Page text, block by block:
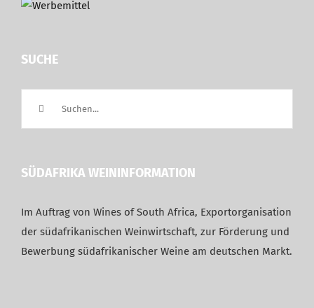
SUCHE
SÜDAFRIKA WEININFORMATION
Im Auftrag von Wines of South Africa, Exportorganisation
der südafrikanischen Weinwirtschaft, zur Förderung und
Bewerbung südafrikanischer Weine am deutschen Markt.